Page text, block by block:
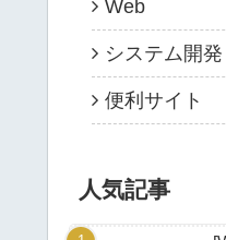
Web
システム開発
便利サイト
人気記事